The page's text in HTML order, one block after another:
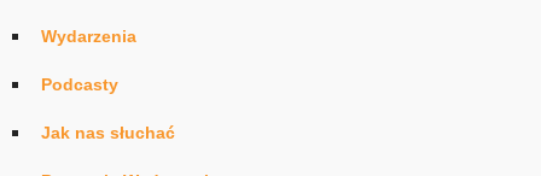
Wydarzenia
Podcasty
Jak nas słuchać